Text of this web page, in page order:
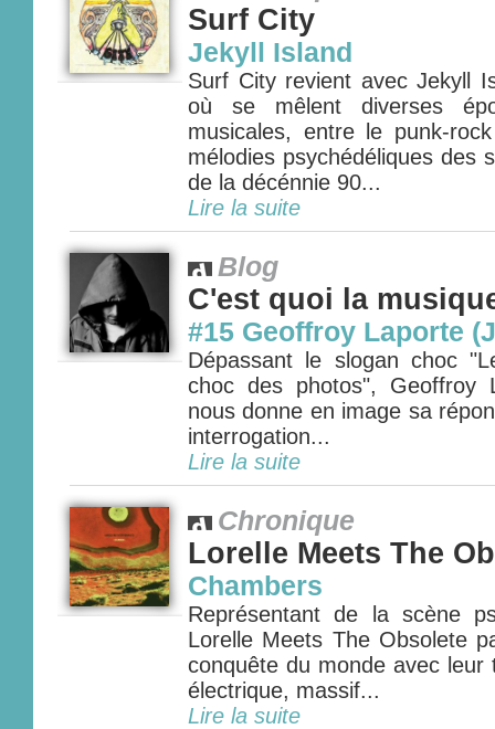
Surf City
Jekyll Island
Surf City revient avec Jekyll
où se mêlent diverses
musicales, entre le punk-
mélodies psychédéliques des
de la décénnie 90...
Lire la suite
Blog
C'est quoi la
#15 Geoffroy Laporte
Dépassant le slogan choc
choc des photos", Geoffroy
nous donne en image sa
interrogation...
Lire la suite
Chronique
Lorelle Meets The
Chambers
Représentant de la scène
Lorelle Meets The Obsolete
conquête du monde avec leur
électrique, massif...
Lire la suite